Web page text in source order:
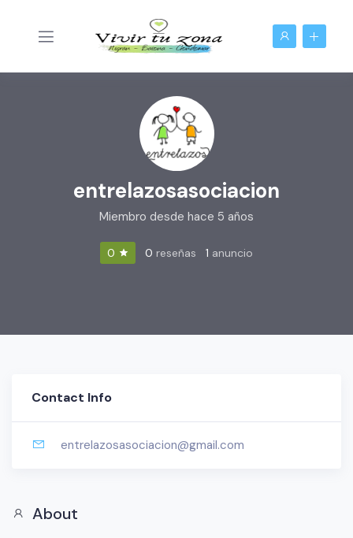
entrelazosasociacion
Miembro desde hace 5 años
0 0 reseñas 1 anuncio
Contact Info
entrelazosasociacion@gmail.com
About